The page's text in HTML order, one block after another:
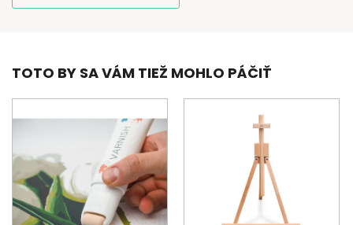
TOTO BY SA VÁM TIEŽ MOHLO PÁČIŤ